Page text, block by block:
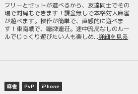
フリーとセットが選べるから、友達同士でその
場で対局もできます！課金無しで本格対人麻雀
が遊べます。操作が簡単で、直感的に遊べま
す！東南戦で、聴牌連荘。途中流局なしのルー
ルでじっくり遊びたい人も楽しめ...詳細を見る
麻雀 PvP iPhone